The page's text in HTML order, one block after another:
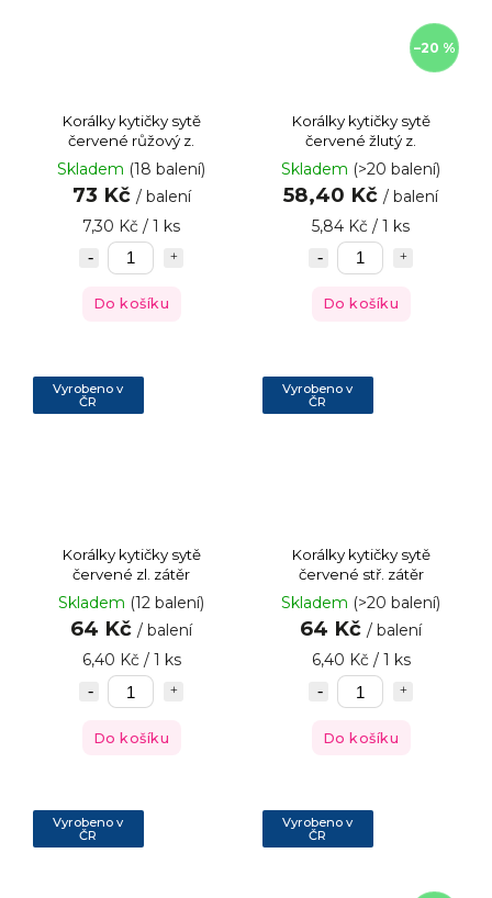
Korálky kytičky sytě
červené růžový z.
Skladem (18 balení)
73 Kč / balení
7,30 Kč / 1 ks
Do košíku
–20 %
Korálky kytičky sytě
červené žlutý z.
Skladem (>20 balení)
58,40 Kč / balení
5,84 Kč / 1 ks
Do košíku
Vyrobeno v
ČR
Korálky kytičky sytě
červené zl. zátěr
Skladem (12 balení)
64 Kč / balení
6,40 Kč / 1 ks
Do košíku
Vyrobeno v
ČR
Korálky kytičky sytě
červené stř. zátěr
Skladem (>20 balení)
64 Kč / balení
6,40 Kč / 1 ks
Do košíku
Vyrobeno v
ČR
Vyrobeno v
ČR